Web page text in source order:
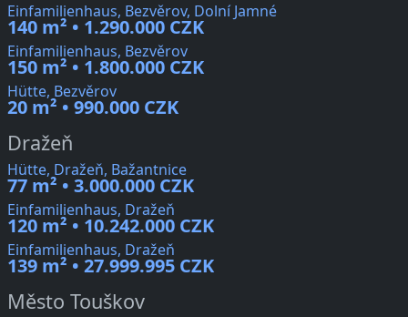
Einfamilienhaus, Bezvěrov, Dolní Jamné
140 m² • 1.290.000 CZK
Einfamilienhaus, Bezvěrov
150 m² • 1.800.000 CZK
Hütte, Bezvěrov
20 m² • 990.000 CZK
Dražeň
Hütte, Dražeň, Bažantnice
77 m² • 3.000.000 CZK
Einfamilienhaus, Dražeň
120 m² • 10.242.000 CZK
Einfamilienhaus, Dražeň
139 m² • 27.999.995 CZK
Město Touškov